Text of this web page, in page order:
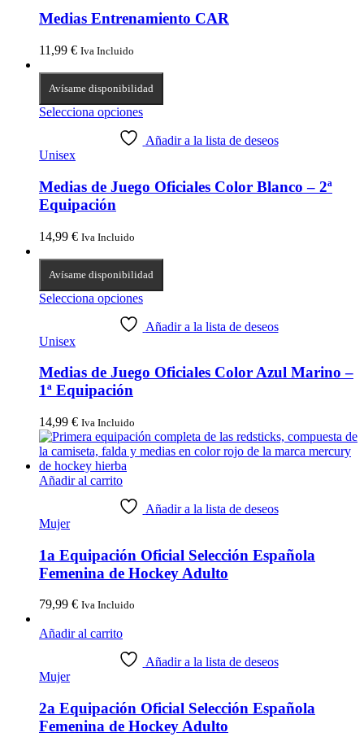
Medias Entrenamiento CAR
11,99 € Iva Incluido
Avísame disponibilidad
Selecciona opciones
Añadir a la lista de deseos
Unisex
Medias de Juego Oficiales Color Blanco – 2ª
Equipación
14,99 € Iva Incluido
Avísame disponibilidad
Selecciona opciones
Añadir a la lista de deseos
Unisex
Medias de Juego Oficiales Color Azul Marino –
1ª Equipación
14,99 € Iva Incluido
Añadir al carrito
Añadir a la lista de deseos
Mujer
1a Equipación Oficial Selección Española
Femenina de Hockey Adulto
79,99 € Iva Incluido
Añadir al carrito
Añadir a la lista de deseos
Mujer
2a Equipación Oficial Selección Española
Femenina de Hockey Adulto